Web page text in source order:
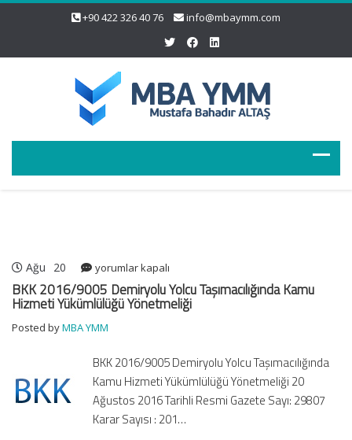
+90 422 326 40 76 info@mbaymm.com
Ağu 20
BKK
2016/9005
Demiryolu
Yolcu
Taşımacılığında
Hizmeti
Yükümlülüğü
Yönetmeliği
için
yorumlar kapalı
BKK 2016/9005 Demiryolu Yolcu Taşımacılığında Kamu
Hizmeti Yükümlülüğü Yönetmeliği
Posted byMBA YMM
BKK 2016/9005 Demiryolu Yolcu Taşımacılığında
Kamu Hizmeti Yükümlülüğü Yönetmeliği 20
Ağustos 2016 Tarihli Resmi Gazete Sayı: 29807
Karar Sayısı : 201…